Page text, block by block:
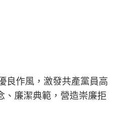
良作風，激發共產黨員高
、廉潔典範，營造崇廉拒